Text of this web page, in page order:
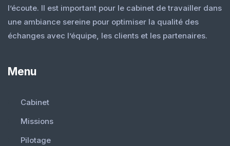
l’écoute. Il est important pour le cabinet de travailler dans
une ambiance sereine pour optimiser la qualité des
échanges avec l’équipe, les clients et les partenaires.
Menu
Cabinet
Missions
Pilotage